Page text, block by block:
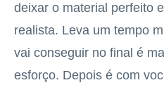
deixar o material perfeito
realista. Leva um tempo
vai conseguir no final é
esforço. Depois é com